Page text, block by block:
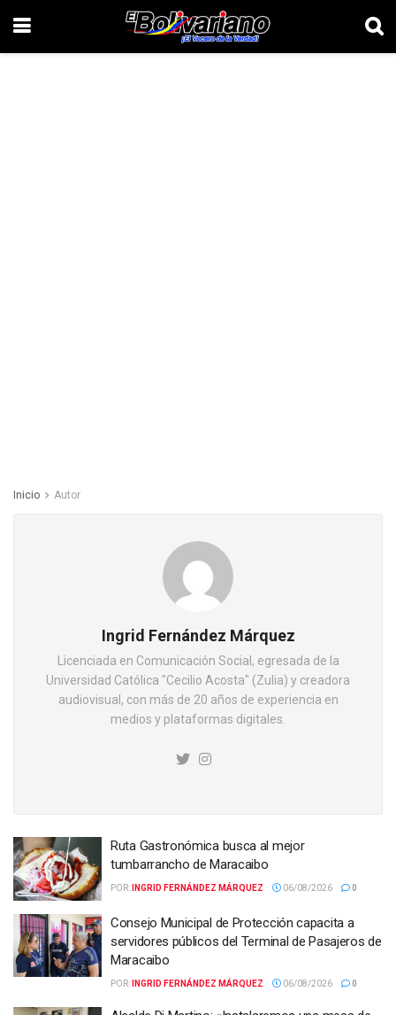
Inicio Autor
Ingrid Fernández Márquez
Licenciada en Comunicación Social, egresada de la
Universidad Católica "Cecilio Acosta" (Zulia) y creadora
audiovisual, con más de 20 años de experiencia en
medios y plataformas digitales.
Ruta Gastronómica busca al mejor
tumbarrancho de Maracaibo
POR: INGRID FERNÁNDEZ MÁRQUEZ 06/08/2026 0
Consejo Municipal de Protección capacita a
servidores públicos del Terminal de Pasajeros de
Maracaibo
POR: INGRID FERNÁNDEZ MÁRQUEZ 06/08/2026 0